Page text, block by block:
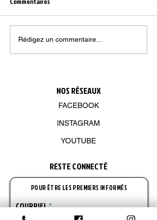
INSCRIPTIONS AUX AUDITIONS –
DÈS MAINTENANT!
Rédigez un commentaire...
NOS RÉSEAUX
FACEBOOK
INSTAGRAM
YOUTUBE
RESTE CONNECTÉ
POUR ÊTRE LES PREMIERS INFORMÉS
COURRIEL